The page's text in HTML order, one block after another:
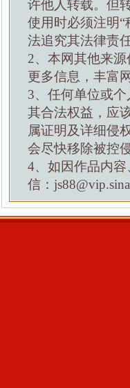
许他人转载。但
使用时必须注明
法追究其法律责任
2、本网其他来
更多信息，丰富
3、任何单位或
其合法权益，应
属证明及详细侵
会尽快移除被控
4、如因作品内
信：